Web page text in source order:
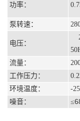
功率：
泵转速：
电压：
流量：
工作压力：
环境温度：
-25
噪音：
≤